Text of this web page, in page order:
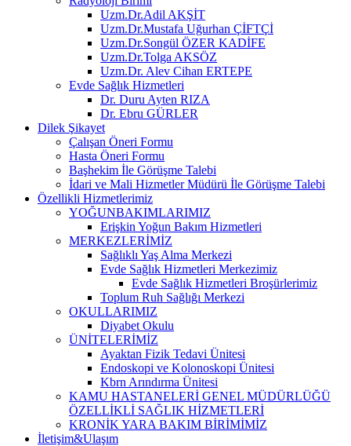
Uzm.Dr.Adil AKŞİT
Uzm.Dr.Mustafa Uğurhan ÇİFTÇİ
Uzm.Dr.Songül ÖZER KADİFE
Uzm.Dr.Tolga AKSÖZ
Uzm.Dr. Alev Cihan ERTEPE
Evde Sağlık Hizmetleri
Dr. Duru Ayten RIZA
Dr. Ebru GÜRLER
Dilek Şikayet
Çalışan Öneri Formu
Hasta Öneri Formu
Başhekim İle Görüşme Talebi
İdari ve Mali Hizmetler Müdürü İle Görüşme Talebi
Özellikli Hizmetlerimiz
YOĞUNBAKIMLARIMIZ
Erişkin Yoğun Bakım Hizmetleri
MERKEZLERİMİZ
Sağlıklı Yaş Alma Merkezi
Evde Sağlık Hizmetleri Merkezimiz
Evde Sağlık Hizmetleri Broşürlerimiz
Toplum Ruh Sağlığı Merkezi
OKULLARIMIZ
Diyabet Okulu
ÜNİTELERİMİZ
Ayaktan Fizik Tedavi Ünitesi
Endoskopi ve Kolonoskopi Ünitesi
Kbrn Arındırma Ünitesi
KAMU HASTANELERİ GENEL MÜDÜRLÜĞÜ
ÖZELLİKLİ SAĞLIK HİZMETLERİ
KRONİK YARA BAKIM BİRİMİMİZ
İletişim&Ulaşım